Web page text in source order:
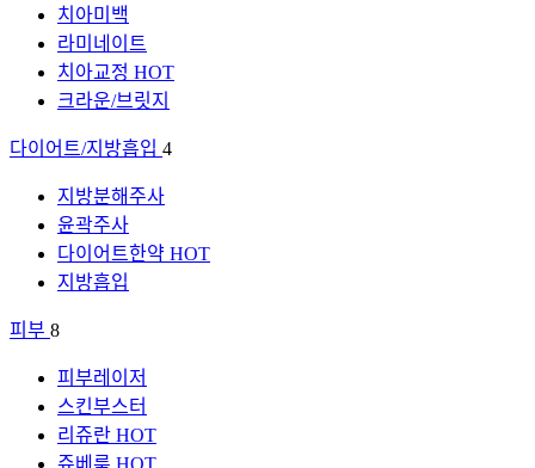
치아미백
라미네이트
치아교정 HOT
크라운/브릿지
다이어트/지방흡입 4
지방분해주사
윤곽주사
다이어트한약 HOT
지방흡입
피부 8
피부레이저
스킨부스터
리쥬란 HOT
쥬베룩 HOT